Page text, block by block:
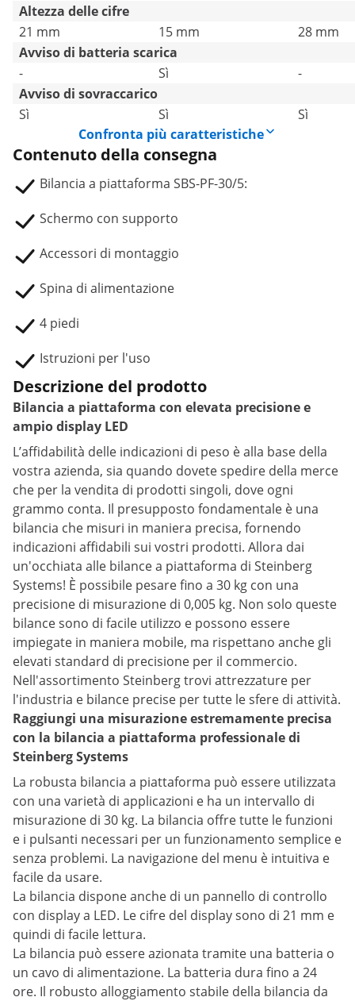
Altezza delle cifre
21 mm
15 mm
28 mm
Avviso di batteria scarica
-
Sì
-
Avviso di sovraccarico
Sì
Sì
Sì
Confronta più caratteristiche
Contenuto della consegna
Bilancia a piattaforma SBS-PF-30/5:
Schermo con supporto
Accessori di montaggio
Spina di alimentazione
4 piedi
Istruzioni per l'uso
Descrizione del prodotto
Bilancia a piattaforma con elevata precisione e
ampio display LED
L’affidabilità delle indicazioni di peso è alla base della
vostra azienda, sia quando dovete spedire della merce
che per la vendita di prodotti singoli, dove ogni
grammo conta. Il presupposto fondamentale è una
bilancia che misuri in maniera precisa, fornendo
indicazioni affidabili sui vostri prodotti. Allora dai
un'occhiata alle bilance a piattaforma di Steinberg
Systems! È possibile pesare fino a 30 kg con una
precisione di misurazione di 0,005 kg. Non solo queste
bilance sono di facile utilizzo e possono essere
impiegate in maniera mobile, ma rispettano anche gli
elevati standard di precisione per il commercio.
Nell'assortimento Steinberg trovi attrezzature per
l'industria e bilance precise per tutte le sfere di attività.
Raggiungi una misurazione estremamente precisa
con la bilancia a piattaforma professionale di
Steinberg Systems
La robusta bilancia a piattaforma può essere utilizzata
con una varietà di applicazioni e ha un intervallo di
misurazione di 30 kg. La bilancia offre tutte le funzioni
e i pulsanti necessari per un funzionamento semplice e
senza problemi. La navigazione del menu è intuitiva e
facile da usare.
La bilancia dispone anche di un pannello di controllo
con display a LED. Le cifre del display sono di 21 mm e
quindi di facile lettura.
La bilancia può essere azionata tramite una batteria o
un cavo di alimentazione. La batteria dura fino a 24
ore. Il robusto alloggiamento stabile della bilancia da